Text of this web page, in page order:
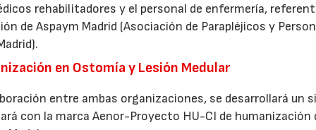
rehabilitadores y el personal de enfermería,
de Aspaym Madrid (Asociación de Parapléjicos y
en Ostomía y Lesión Medular
entre ambas organizaciones, se desarrollará un
con la marca Aenor-Proyecto HU-CI de humanización